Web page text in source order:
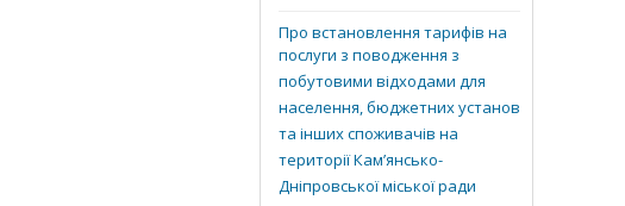
Про встановлення тарифів на
послуги з поводження з
побутовими відходами для
населення, бюджетних установ
та інших споживачів на
території Кам’янсько-
Дніпровської міської ради